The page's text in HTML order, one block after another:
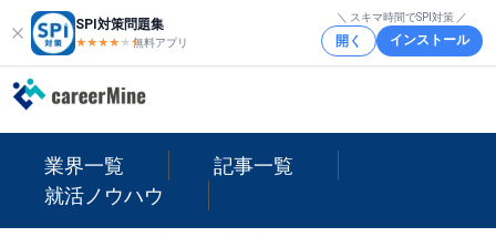
SPI対策問題集
★★★★ ★★
無料アプリ
＼ スキマ時間でSPI対策 ／
開く インストール
業界一覧
記事一覧
就活ノウハウ